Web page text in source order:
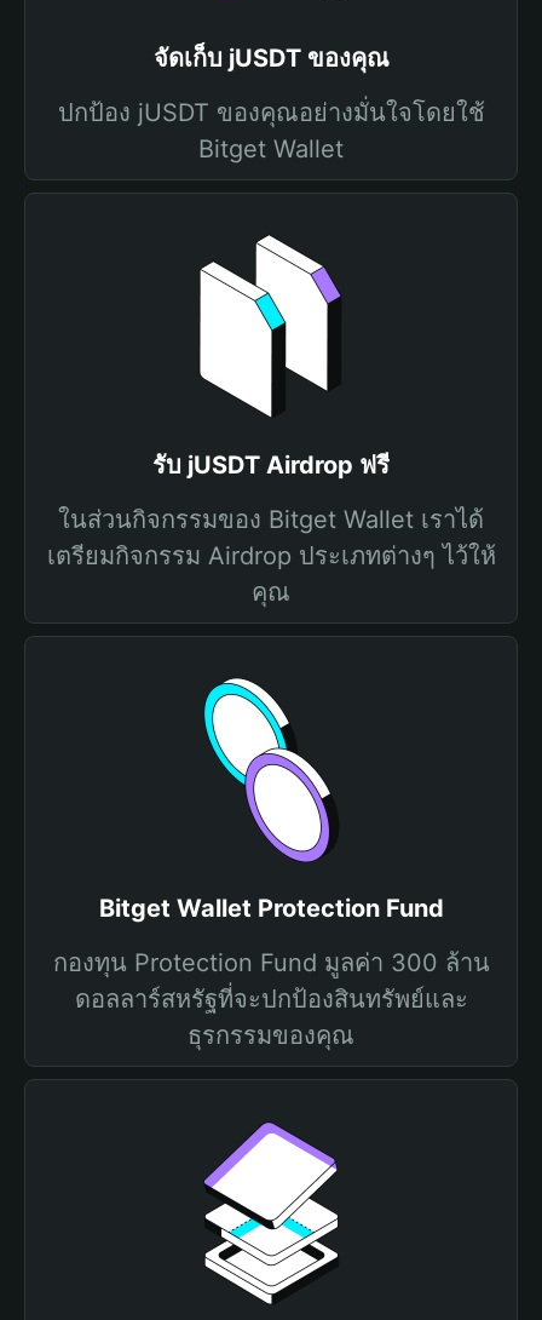
จัดเก็บ jUSDT ของคุณ
ปกป้อง jUSDT ของคุณอย่างมั่นใจโดยใช้
Bitget Wallet
รับ jUSDT Airdrop ฟรี
ในส่วนกิจกรรมของ Bitget Wallet เราได้
เตรียมกิจกรรม Airdrop ประเภทต่างๆ ไว้ให้
คุณ
Bitget Wallet Protection Fund
กองทุน Protection Fund มูลค่า 300 ล้าน
ดอลลาร์สหรัฐที่จะปกป้องสินทรัพย์และ
ธุรกรรมของคุณ